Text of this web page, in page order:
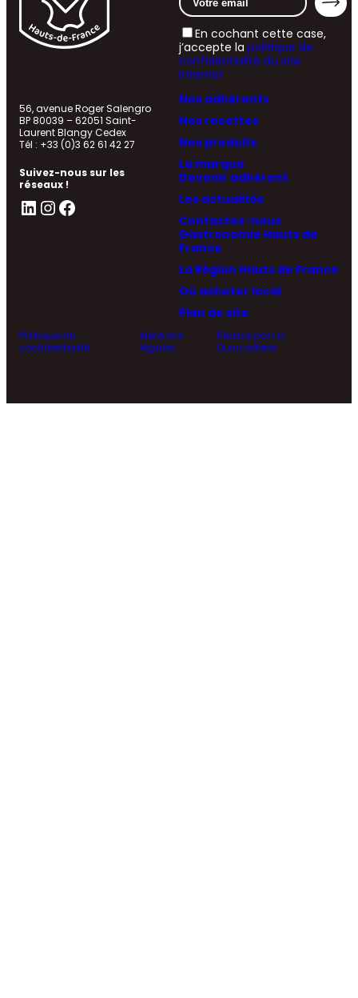
Nos adhérents
Nos recettes
Nos produits
La marque
Devenir adhérent
Les actualités
Contactez-nous
Gastronomie Hauts de
France
La Région Hauts de France
Où acheter local
Plan de site
56, avenue Roger Salengro
BP 80039 – 62051 Saint-
Laurent Blangy Cedex
Tél : +33 (0)3 62 61 42 27
Suivez-nous sur les
réseaux !
LinkedIn InstagramFacebook
En cochant cette case,
j’accepte la politique de
confidentialité du site
internet
Politique de
confidentialité
Mentions
légales
Réalisé par La
Quincaillerie